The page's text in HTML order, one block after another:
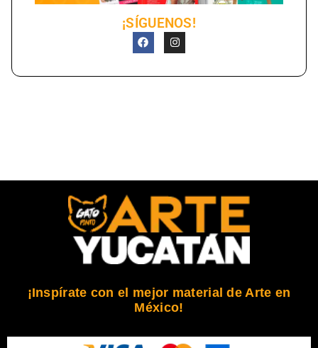
¡SÍGUENOS!
¡Inspírate con el mejor material de Arte en
México!